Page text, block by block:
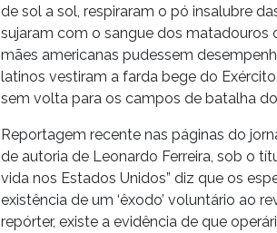
de sol a sol, respiraram o pó insalubre
sujaram com o sangue dos matadouros
mães americanas pudessem
latinos vestiram a farda bege do
sem volta para os campos de batalha
Reportagem recente nas páginas do
de autoria de Leonardo Ferreira, sob o
vida nos Estados Unidos” diz que os
existência de um ‘êxodo’ voluntário ao
repórter, existe a evidência de que